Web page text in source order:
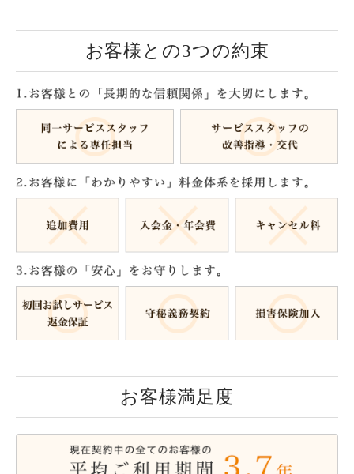
お客様との3つの約束
お客様満足度